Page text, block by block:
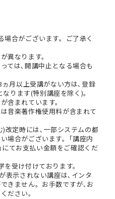
場合がございます。ご了承く
異なります。
ては､開講中止となる場合も
月以上受講がない方は､登録
ります(特別講座を除く)。
含まれています。
音楽著作権使用料が含まれて
)改定時には､一部システムの都
場合がございます。｢講座内
てお支払い金額をご確認くだ
受け付けております。
表示されない講座は､インタ
きません。お手数ですが､お
ださい。